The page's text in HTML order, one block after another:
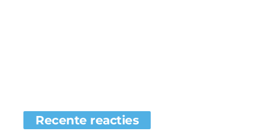
Recente reacties